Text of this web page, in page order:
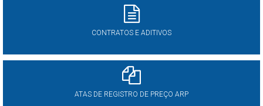
CONTRATOS E ADITIVOS
ATAS DE REGISTRO DE PREÇO ARP